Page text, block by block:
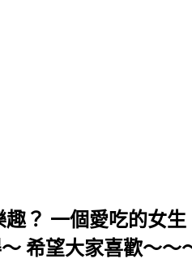
？ 一個愛吃的女
希望大家喜歡～～